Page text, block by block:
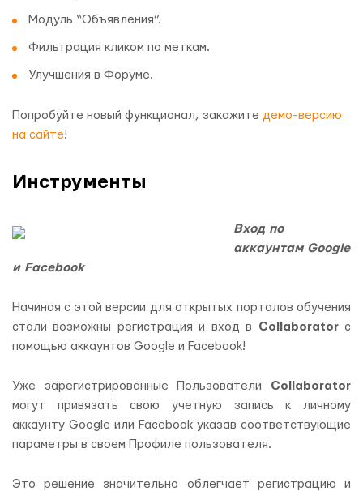
Модуль “Объявления”.
Фильтрация кликом по меткам.
Улучшения в Форуме.
Попробуйте новый функционал, закажите демо-версию
на сайте!
Инструменты
Вход по
аккаунтам Google
и Facebook
Начиная с этой версии для открытых порталов обучения
стали возможны регистрация и вход в Collaboratorс
помощью аккаунтов Google и Facebook!
Уже зарегистрированные Пользователи Collaborator
могут привязать свою учетную запись к личному
аккаунту Google или Facebook указав соответствующие
параметры в своем Профиле пользователя.
Это решение значительно облегчает регистрацию и